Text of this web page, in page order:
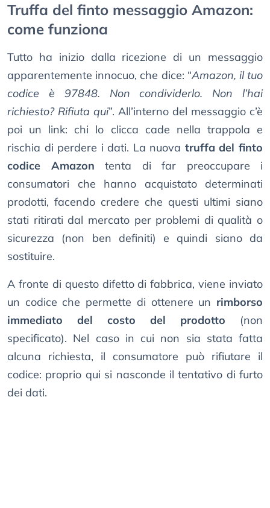
Truffa del finto messaggio Amazon:
come funziona
Tutto ha inizio dalla ricezione di un messaggio
apparentemente innocuo, che dice: “Amazon, il tuo
codice è 97848. Non condividerlo. Non l’hai
richiesto? Rifiuta qui”. All’interno del messaggio c’è
poi un link: chi lo clicca cade nella trappola e
rischia di perdere i dati. La nuova truffa del finto
codice Amazon tenta di far preoccupare i
consumatori che hanno acquistato determinati
prodotti, facendo credere che questi ultimi siano
stati ritirati dal mercato per problemi di qualità o
sicurezza (non ben definiti) e quindi siano da
sostituire.
A fronte di questo difetto di fabbrica, viene inviato
un codice che permette di ottenere un rimborso
immediato del costo del prodotto (non
specificato). Nel caso in cui non sia stata fatta
alcuna richiesta, il consumatore può rifiutare il
codice: proprio qui si nasconde il tentativo di furto
dei dati.